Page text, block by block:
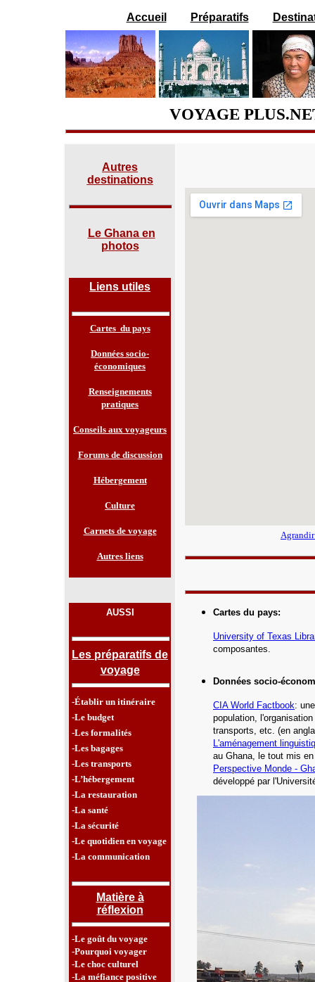
Accueil Préparatifs
VOYAGE
Autres
destinations
Le Ghana en
photos
Liens utiles
Cartes du pays
Données socio-
économiques
Renseignements
pratiques
Conseils aux voyageurs
Forums de discussion
Hébergement
Culture
Carnets de voyage
Autres liens
AUSSI
Les préparatifs de
voyage
-Établir un itinéraire
-Le budget
-Les formalités
-Les bagages
-Les transports
-L’hébergement
-La restauration
-La santé
-La sécurité
-Le quotidien en voyage
-La communication
Matière à
réflexion
-Le goût du voyage
-Pourquoi voyager
-Le choc culturel
-La méfiance positive
Cartes du pays:
University of Texas
composantes.
Données socio-
CIA World Factbook:
population,
transports, etc. (en
L'aménagement
au Ghana, le tout mis
Perspective Monde -
développé par